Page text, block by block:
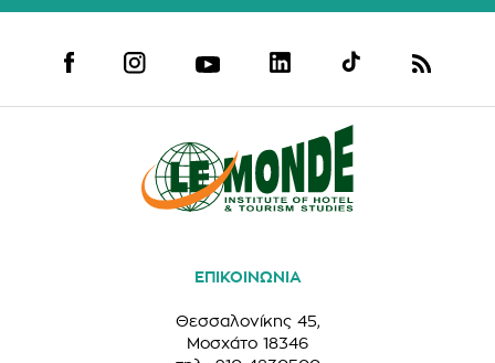
ΕΠΙΚΟΙΝΩΝΙΑ
Θεσσαλονίκης 45,
Μοσχάτο 18346